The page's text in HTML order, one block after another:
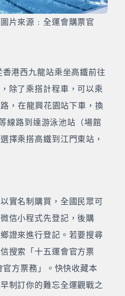
片來源﹕全運會購票官
港西九龍站乘坐高鐵前往
除了乘搭計程車，可以乘
，在龍興花園站下車，換
線路到達游泳池站（場館
擇乘搭高鐵到江門東站，
實名制購買，全國民眾可
信小程式先登記，後購
證來進行登記。若要搜尋
搜索「十五運會官方票
方票務」。快快收藏本
制訂你的難忘全運觀戰之